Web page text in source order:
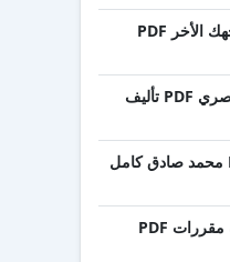
تحميل كتاب اعرف وجهك الأخر PDF
تحميل كتاب الأمير العصري PDF تأليف
تحميل رواية إذما PDF محمد صادق كامل
تحميل كتاب علم البيئة مقررات PDF